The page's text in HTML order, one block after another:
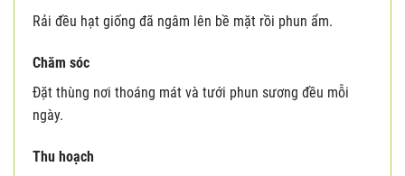
Rải đều hạt giống đã ngâm lên bề mặt rồi phun ẩm.
Chăm sóc
Đặt thùng nơi thoáng mát và tưới phun sương đều mỗi
ngày.
Thu hoạch